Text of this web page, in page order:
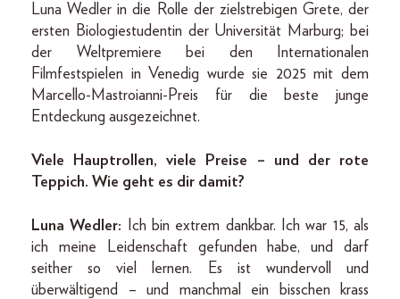
Luna Wedler in die Rolle der zielstrebigen Grete, der
ersten Biologiestudentin der Universität Marburg; bei
der Weltpremiere bei den Internationalen
Filmfestspielen in Venedig wurde sie 2025 mit dem
Marcello-Mastroianni-Preis für die beste junge
Entdeckung ausgezeichnet.
Viele Hauptrollen, viele Preise – und der rote
Teppich. Wie geht es dir damit?
Luna Wedler: Ich bin extrem dankbar. Ich war 15, als
ich meine Leidenschaft gefunden habe, und darf
seither so viel lernen. Es ist wundervoll und
überwältigend – und manchmal ein bisschen krass